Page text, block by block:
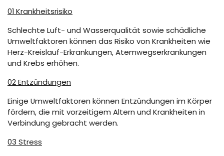
01 Krankheitsrisiko
Schlechte Luft- und Wasserqualität sowie schädliche
Umweltfaktoren können das Risiko von Krankheiten wie
Herz-Kreislauf-Erkrankungen, Atemwegserkrankungen
und Krebs erhöhen.
02 Entzündungen
Einige Umweltfaktoren können Entzündungen im Körper
fördern, die mit vorzeitigem Altern und Krankheiten in
Verbindung gebracht werden.
03 Stress